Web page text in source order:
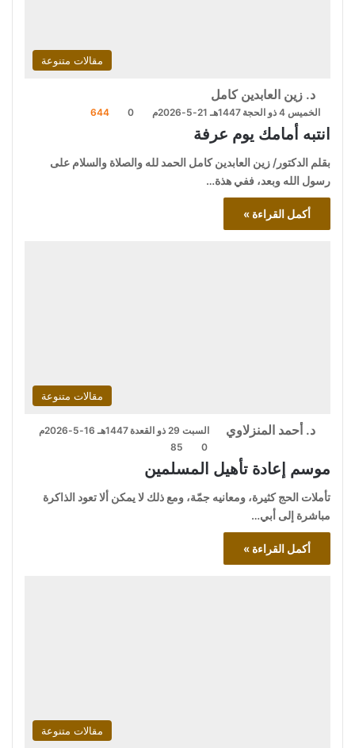
مقالات متنوعة
د. زين العابدين كامل
الخميس 4 ذو الحجة 1447هـ 21-5-2026م 0
644
انتبه أمامك يوم عرفة
بقلم الدكتور/ زين العابدين كامل الحمد لله والصلاة والسلام على
رسول الله وبعد، ففي هذة…
أكمل القراءة »
مقالات متنوعة
د. أحمد المنزلاوي
السبت 29 ذو القعدة 1447هـ 16-5-2026م
0
85
موسم إعادة تأهيل المسلمين
تأملات الحج كثيرة، ومعانيه جمّة، ومع ذلك لا يمكن ألا تعود الذاكرة
مباشرة إلى أبي…
أكمل القراءة »
مقالات متنوعة